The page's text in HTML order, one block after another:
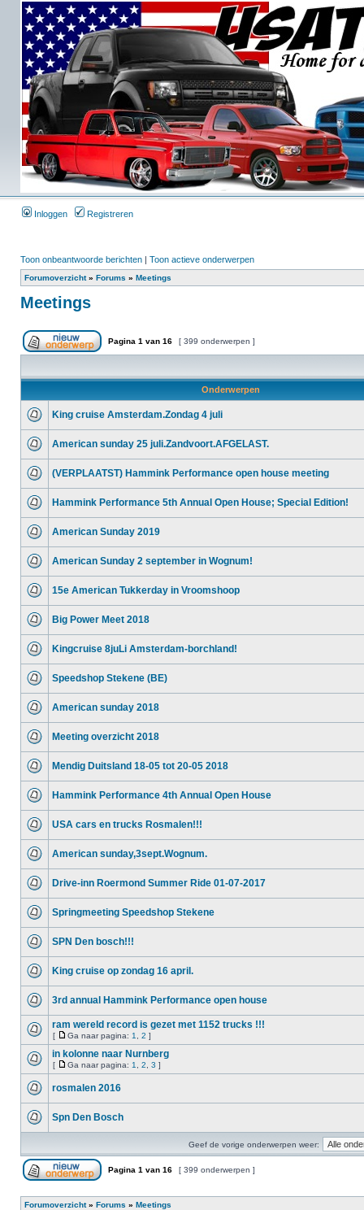
Inloggen Registreren
Toon onbeantwoorde berichten | Toon actieve onderwerpen
Forumoverzicht» Forums » Meetings
Meetings
Pagina 1 van 16 [ 399 onderwerpen ]
Onderwerpen
King cruise Amsterdam.Zondag 4 juli
American sunday 25 juli.Zandvoort.AFGELAST.
(VERPLAATST) Hammink Performance open house meeting
Hammink Performance 5th Annual Open House; Special Edition!
American Sunday 2019
American Sunday 2 september in Wognum!
15e American Tukkerday in Vroomshoop
Big Power Meet 2018
Kingcruise 8juLi Amsterdam-borchland!
Speedshop Stekene (BE)
American sunday 2018
Meeting overzicht 2018
Mendig Duitsland 18-05 tot 20-05 2018
Hammink Performance 4th Annual Open House
USA cars en trucks Rosmalen!!!
American sunday,3sept.Wognum.
Drive-inn Roermond Summer Ride 01-07-2017
Springmeeting Speedshop Stekene
SPN Den bosch!!!
King cruise op zondag 16 april.
3rd annual Hammink Performance open house
ram wereld record is gezet met 1152 trucks !!!
[ Ga naar pagina: 1 2 ]
in kolonne naar Nurnberg
[ Ga naar pagina: 1 2 3 ]
rosmalen 2016
Spn Den Bosch
Geef de vorige onderwerpen weer:
Pagina 1 van 16 [ 399 onderwerpen ]
Forumoverzicht» Forums » Meetings